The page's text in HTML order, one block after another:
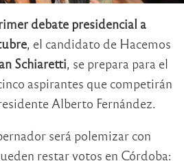
debate presidencial a
, el candidato de Hacemos
Schiaretti, se prepara para el
aspirantes que competirán
Alberto Fernández.
será polemizar con
restar votos en Córdoba: